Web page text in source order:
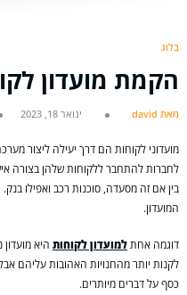
בלוג
הקמת מועדון
מאת david ינואר 18, 2023
מועדוני לקוחות הם דרך יעילה ליצור
לחברות להתחבר ללקוחות שלהן בצורה
בין אם זה מסעדה, סוכנות רכב ואפילו
המועדון.
דוגמה אחתלמועדון לקוחות היא
לקנות יותר מהחנויות האהובות עליהם
כסף על דברים מיותרים.